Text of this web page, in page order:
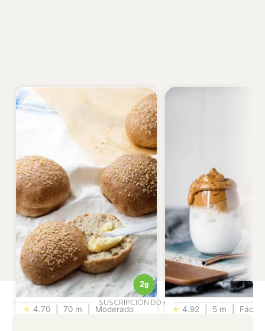
2g
★ 4.70 70 m Moderado ★ 4.92 5 m Fácil
SUSCRIPCIÓN DD+